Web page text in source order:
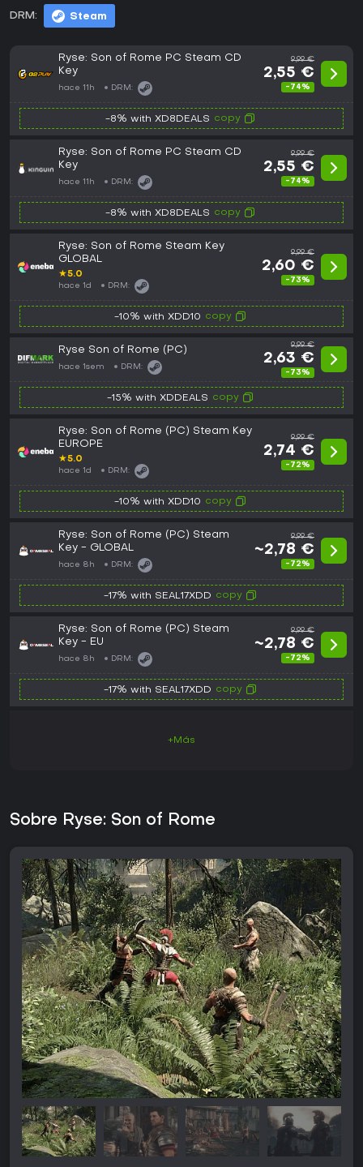
DRM: Steam
Ryse: Son of Rome PC Steam CD
Key
hace 11h DRM:
9,99 €
2,55 €
-74%
-8% with XD8DEALS copy
Ryse: Son of Rome PC Steam CD
Key
hace 11h DRM:
9,99 €
2,55 €
-74%
-8% with XD8DEALS copy
Ryse: Son of Rome Steam Key
GLOBAL
★5.0
hace 1d DRM:
9,99 €
2,60 €
-73%
-10% with XDD10 copy
Ryse Son of Rome (PC)
hace 1sem DRM:
9,99 €
2,63 €
-73%
-15% with XDDEALS copy
Ryse: Son of Rome (PC) Steam Key
EUROPE
★5.0
hace 1d DRM:
9,99 €
2,74 €
-72%
-10% with XDD10 copy
Ryse: Son of Rome (PC) Steam
Key - GLOBAL
hace 8h DRM:
9,99 €
~2,78 €
-72%
-17% with SEAL17XDD copy
Ryse: Son of Rome (PC) Steam
Key - EU
hace 8h DRM:
9,99 €
~2,78 €
-72%
-17% with SEAL17XDD copy
+Más
Sobre Ryse: Son of Rome